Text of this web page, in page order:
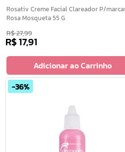
Rosativ Creme Facial Clareador P/marcas
Rosa Mosqueta 55 G
R$27,99
R$17,91
Adicionar ao Carrinho
36%